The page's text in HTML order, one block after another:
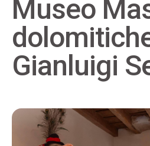
Museo
Gianluigi